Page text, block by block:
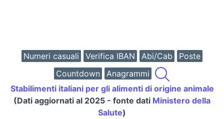
Numeri casuali Verifica IBAN Abi/Cab
Poste
Countdown
Anagrammi
Stabilimenti italiani per gli alimenti di origine animale
(Dati aggiornati al 2025 - fonte dati Ministero della
Salute)